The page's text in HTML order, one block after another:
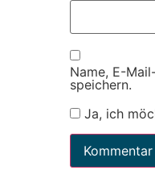
Name, E-
speichern.
Ja, ich